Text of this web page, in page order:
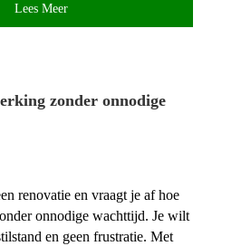
Lees Meer
zonder onnodige
renovatie en vraagt je af hoe
onnodige wachttijd.​ Je wilt
en geen frustratie.​ Met